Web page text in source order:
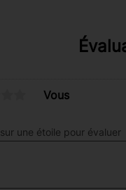
Vous
une étoile pour évaluer